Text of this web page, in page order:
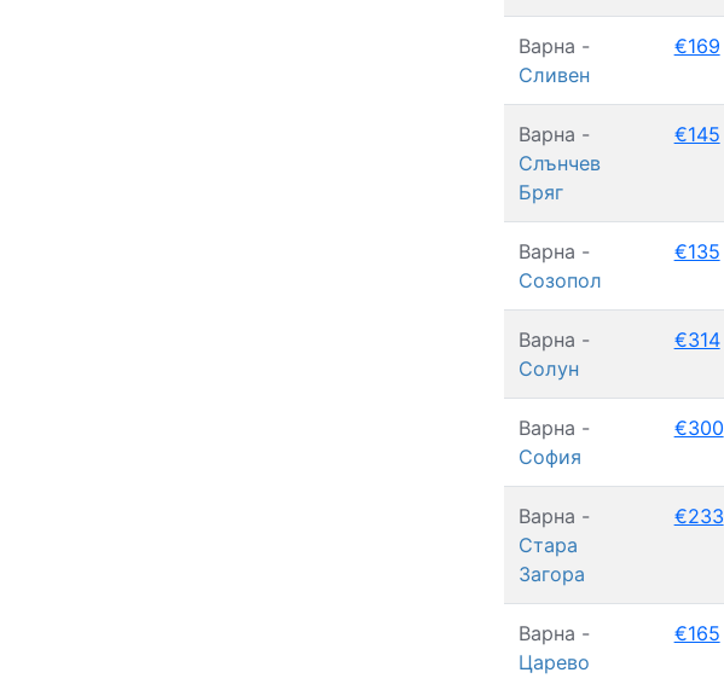
Варна -
Сливен
€169
Варна -
Слънчев
Бряг
€145
Варна -
Созопол
€135
Варна -
Солун
€314
Варна -
София
€300
Варна -
Стара
Загора
€233
Варна -
Царево
€165